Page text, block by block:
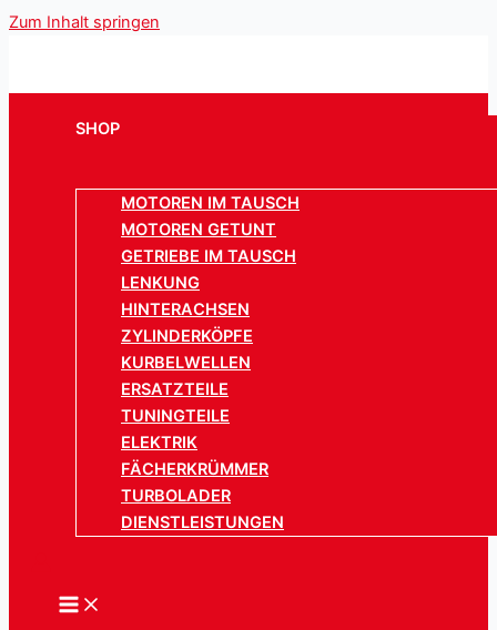
Zum Inhalt springen
SHOP
MOTOREN IM TAUSCH
MOTOREN GETUNT
GETRIEBE IM TAUSCH
LENKUNG
HINTERACHSEN
ZYLINDERKÖPFE
KURBELWELLEN
ERSATZTEILE
TUNINGTEILE
ELEKTRIK
FÄCHERKRÜMMER
TURBOLADER
DIENSTLEISTUNGEN